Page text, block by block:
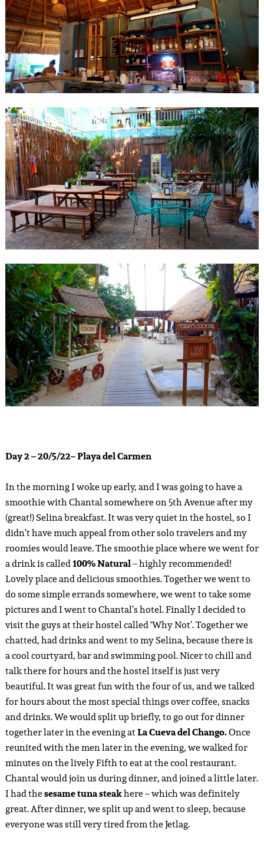
Day 2 – 20/5/22– Playa del Carmen
In the morning I woke up early, and I was going to have a
smoothie with Chantal somewhere on 5th Avenue after my
(great!) Selina breakfast. It was very quiet in the hostel, so I
didn’t have much appeal from other solo travelers and my
roomies would leave. The smoothie place where we went for
a drink is called100% Natural– highly recommended!
Lovely place and delicious smoothies. Together we went to
do some simple errands somewhere, we went to take some
pictures and I went to Chantal’s hotel. Finally I decided to
visit the guys at their hostel called ‘Why Not’. Together we
chatted, had drinks and went to my Selina, because there is
a cool courtyard, bar and swimming pool. Nicer to chill and
talk there for hours and the hostel itself is just very
beautiful. It was great fun with the four of us, and we talked
for hours about the most special things over coffee, snacks
and drinks. We would split up briefly, to go out for dinner
together later in the evening atLa Cueva del Chango.Once
reunited with the men later in the evening, we walked for
minutes on the lively Fifth to eat at the cool restaurant.
Chantal would join us during dinner, and joined a little later.
I had thesesame tuna steakhere – which was definitely
great. After dinner, we split up and went to sleep, because
everyone was still very tired from the Jetlag.